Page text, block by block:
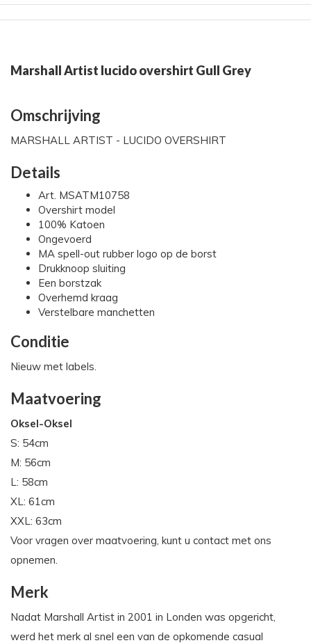
Marshall Artist lucido overshirt Gull Grey
Omschrijving
MARSHALL ARTIST - LUCIDO OVERSHIRT
Details
Art. MSATM10758
Overshirt model
100% Katoen
Ongevoerd
MA spell-out rubber logo op de borst
Drukknoop sluiting
Een borstzak
Overhemd kraag
Verstelbare manchetten
Conditie
Nieuw met labels.
Maatvoering
Oksel-Oksel
S: 54cm
M: 56cm
L: 58cm
XL: 61cm
XXL: 63cm
Voor vragen over maatvoering, kunt u contact met ons
opnemen.
Merk
Nadat Marshall Artist in 2001 in Londen was opgericht,
werd het merk al snel een van de opkomende casual